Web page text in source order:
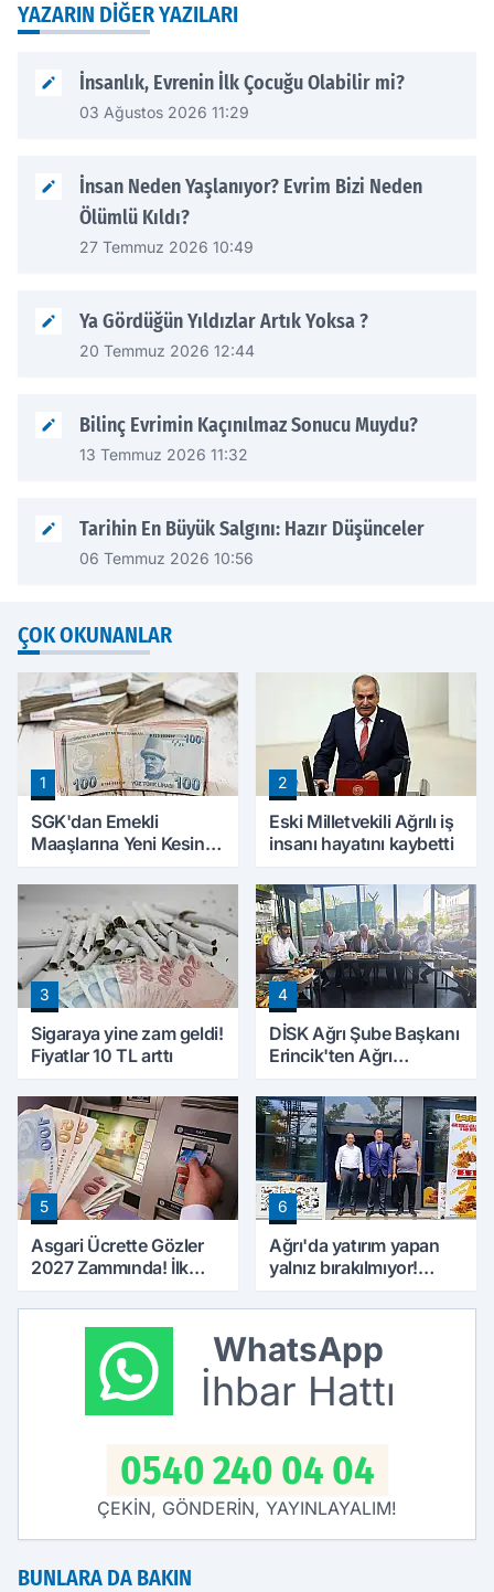
YAZARIN DIĞER YAZILARI
İnsanlık, Evrenin İlk Çocuğu Olabilir mi?
03 Ağustos 2026 11:29
İnsan Neden Yaşlanıyor? Evrim Bizi Neden
Ölümlü Kıldı?
27 Temmuz 2026 10:49
Ya Gördüğün Yıldızlar Artık Yoksa ?
20 Temmuz 2026 12:44
Bilinç Evrimin Kaçınılmaz Sonucu Muydu?
13 Temmuz 2026 11:32
Tarihin En Büyük Salgını: Hazır Düşünceler
06 Temmuz 2026 10:56
ÇOK OKUNANLAR
1
SGK'dan Emekli
Maaşlarına Yeni Kesinti
Borçları Aylıklardan
Tahsil Edilecek
2
Eski Milletvekili Ağrılı iş
insanı hayatını kaybetti
3
Sigaraya yine zam geldi!
Fiyatlar 10 TL arttı
4
DİSK Ağrı Şube Başkanı
Erincik'ten Ağrı
5
Asgari Ücrette Gözler
2027 Zammında! İlk
Ödeneceği Tarih
Netleşti
6
Ağrı'da yatırım yapan
yalnız bırakılmıyor!
ziyaret
WhatsApp
İhbar Hattı
0540 240 04 04
ÇEKİN, GÖNDERİN, YAYINLAYALIM!
BUNLARA DA BAKIN